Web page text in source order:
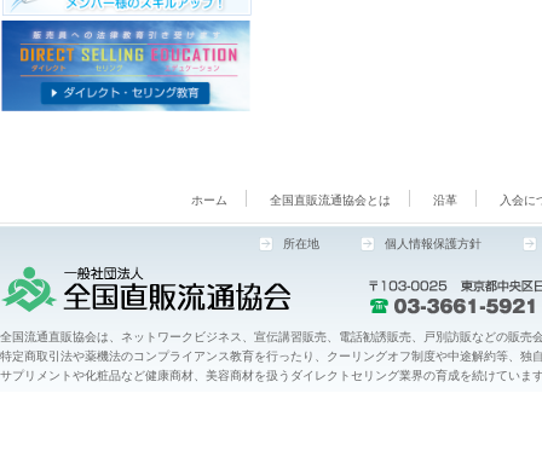
ホーム 全国直販流通協会とは 沿革 入会に
所在地 個人情報保護方針
全国流通直販協会は、ネットワークビジネス、宣伝講習販売、電話勧誘販売、戸別訪販などの販売
特定商取引法や薬機法のコンプライアンス教育を行ったり、クーリングオフ制度や中途解約等、
サプリメントや化粧品など健康商材、美容商材を扱うダイレクトセリング業界の育成を続けていま